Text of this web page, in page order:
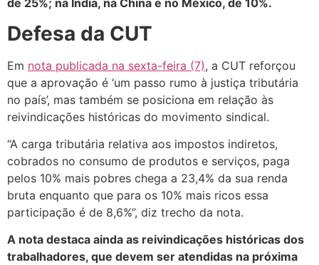
de 25%; na Índia, na China e no México, de 10%.
Defesa da CUT
Em nota publicada na sexta-feira (7), a CUT reforçou
que a aprovação é ‘um passo rumo à justiça tributária
no país’, mas também se posiciona em relação às
reivindicações históricas do movimento sindical.
“A carga tributária relativa aos impostos indiretos,
cobrados no consumo de produtos e serviços, paga
pelos 10% mais pobres chega a 23,4% da sua renda
bruta enquanto que para os 10% mais ricos essa
participação é de 8,6%”, diz trecho da nota.
A nota destaca ainda as reivindicações históricas dos
trabalhadores, que devem ser atendidas na próxima